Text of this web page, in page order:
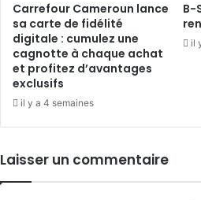
Carrefour Cameroun lance
sa carte de fidélité
digitale : cumulez une
cagnotte à chaque achat
et profitez d’avantages
exclusifs
il y a 4 semaines
B-
il
Laisser un commentaire